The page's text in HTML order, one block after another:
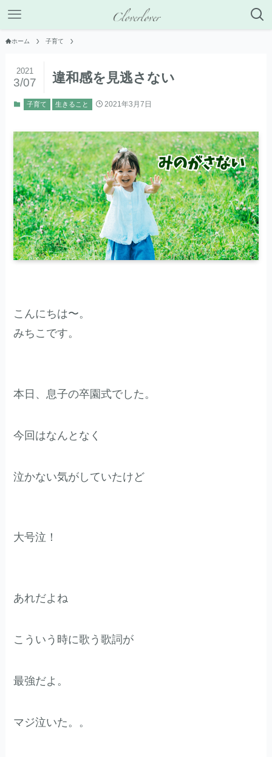
ホーム 子育て
違和感を見逃さない
2021
3/07
子育て 生きること 2021年3月7日
こんにちは〜。
みちこです。
本日、息子の卒園式でした。
今回はなんとなく
泣かない気がしていたけど
大号泣！
あれだよね
こういう時に歌う歌詞が
最強だよ。
マジ泣いた。。